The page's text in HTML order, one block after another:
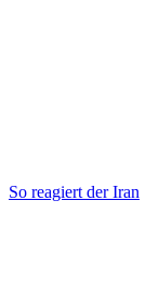
So reagiert der Iran